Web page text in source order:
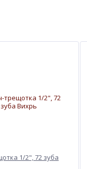
1/2", 72 зуба